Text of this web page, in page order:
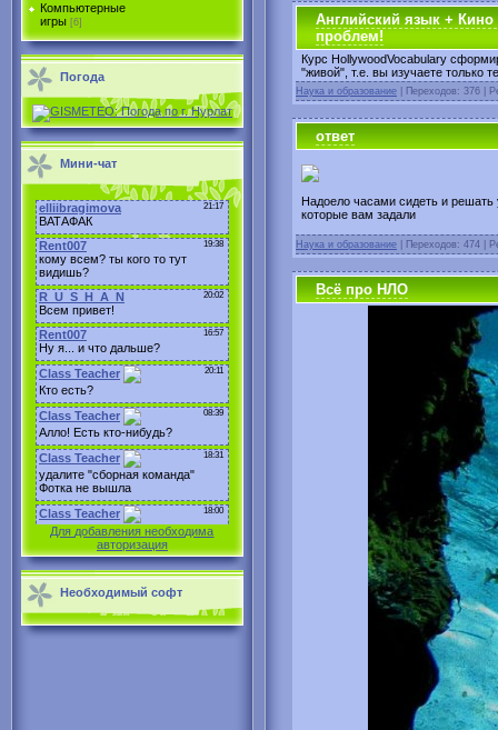
Компьютерные
игры [6]
Погода
Мини-чат
Для добавления необходима
авторизация
Необходимый софт
Английский язык +
проблем!
Курс HollywoodVocabulary
"живой", т.е. вы изучаете только
Наука и образование | Переходов: 376 |
ответ
Надоело часами сидеть и
которые вам задали
Наука и образование | Переходов: 474 |
Всё про НЛО